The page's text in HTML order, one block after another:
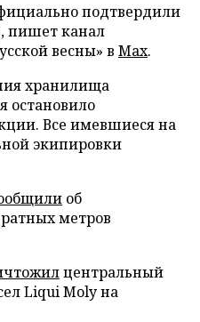
подтвердили
пишет канал
весны» в Max.
хранилища
остановило
Все имевшиеся на
экипировки
об
метров
центральный
Liqui Moly на